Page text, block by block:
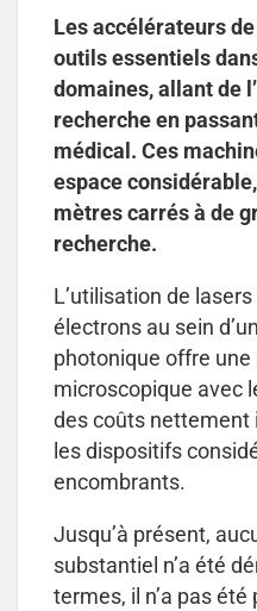
Les accélérateurs
outils essentiels
domaines, allant de
recherche en
médical. Ces
espace
mètres carrés à de
recherche.
L’utilisation de
électrons au sein
photonique offre
microscopique avec
des coûts nettement
les dispositifs
encombrants.
Jusqu’à présent,
substantiel n’a été
termes, il n’a pas